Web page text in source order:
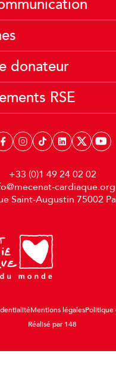
patrimoine
Air France
donateur
RSE
+33 (0)1 49 24 02 02
cardiaque.org
Saint-Augustin 75002
Mentions légalesPolitique
Réalisé par 148